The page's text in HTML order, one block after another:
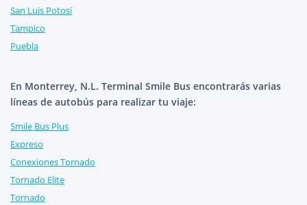
San Luis Potosí
Tampico
Puebla
En Monterrey, N.L. Terminal Smile Bus encontrarás varias
líneas de autobús para realizar tu viaje:
Smile Bus Plus
Expreso
Conexiones Tornado
Tornado Elite
Tornado